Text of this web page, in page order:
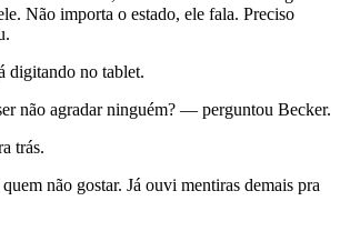
Não importa o estado, ele fala. Preciso
digitando no tablet.
não agradar ninguém? — perguntou Becker.
trás.
não gostar. Já ouvi mentiras demais pra